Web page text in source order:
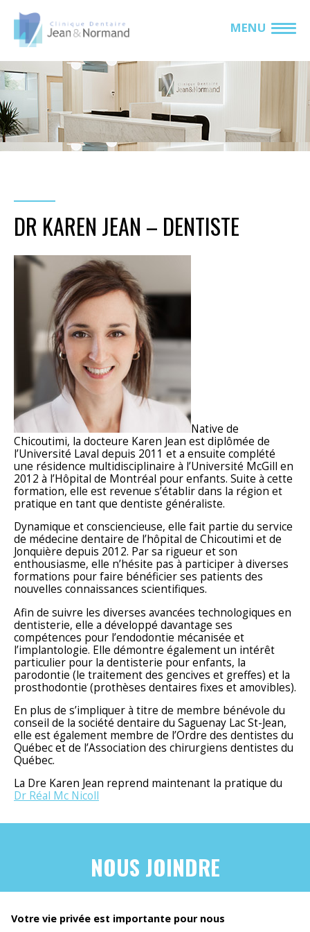
MENU
DR KAREN JEAN – DENTISTE
Native de
Chicoutimi, la docteure Karen Jean est diplômée de
l’Université Laval depuis 2011 et a ensuite complété
une résidence multidisciplinaire à l’Université McGill en
2012 à l’Hôpital de Montréal pour enfants. Suite à cette
formation, elle est revenue s’établir dans la région et
pratique en tant que dentiste généraliste.
Dynamique et consciencieuse, elle fait partie du service
de médecine dentaire de l’hôpital de Chicoutimi et de
Jonquière depuis 2012. Par sa rigueur et son
enthousiasme, elle n’hésite pas à participer à diverses
formations pour faire bénéficier ses patients des
nouvelles connaissances scientifiques.
Afin de suivre les diverses avancées technologiques en
dentisterie, elle a développé davantage ses
compétences pour l’endodontie mécanisée et
l’implantologie. Elle démontre également un intérêt
particulier pour la dentisterie pour enfants, la
parodontie (le traitement des gencives et greffes) et la
prosthodontie (prothèses dentaires fixes et amovibles).
En plus de s’impliquer à titre de membre bénévole du
conseil de la société dentaire du Saguenay Lac St-Jean,
elle est également membre de l’Ordre des dentistes du
Québec et de l’Association des chirurgiens dentistes du
Québec.
La Dre Karen Jean reprend maintenant la pratique du
Dr Réal Mc Nicoll
NOUS JOINDRE
874, boul. de l'Université, suite 120
Votre vie privée est importante pour nous